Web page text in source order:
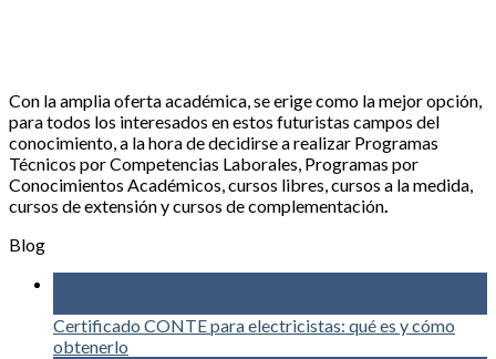
Con la amplia oferta académica, se erige como la mejor opción,
para todos los interesados en estos futuristas campos del
conocimiento, a la hora de decidirse a realizar Programas
Técnicos por Competencias Laborales, Programas por
Conocimientos Académicos, cursos libres, cursos a la medida,
cursos de extensión y cursos de complementación.
Blog
Certificado CONTE para electricistas: qué es y cómo
obtenerlo